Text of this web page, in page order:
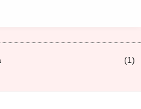
(1)